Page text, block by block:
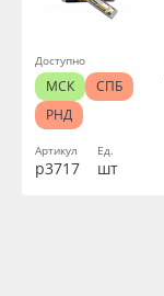
Артикул
р3717
Ед.
шт
Доступно
МСК
СПБ
РНД